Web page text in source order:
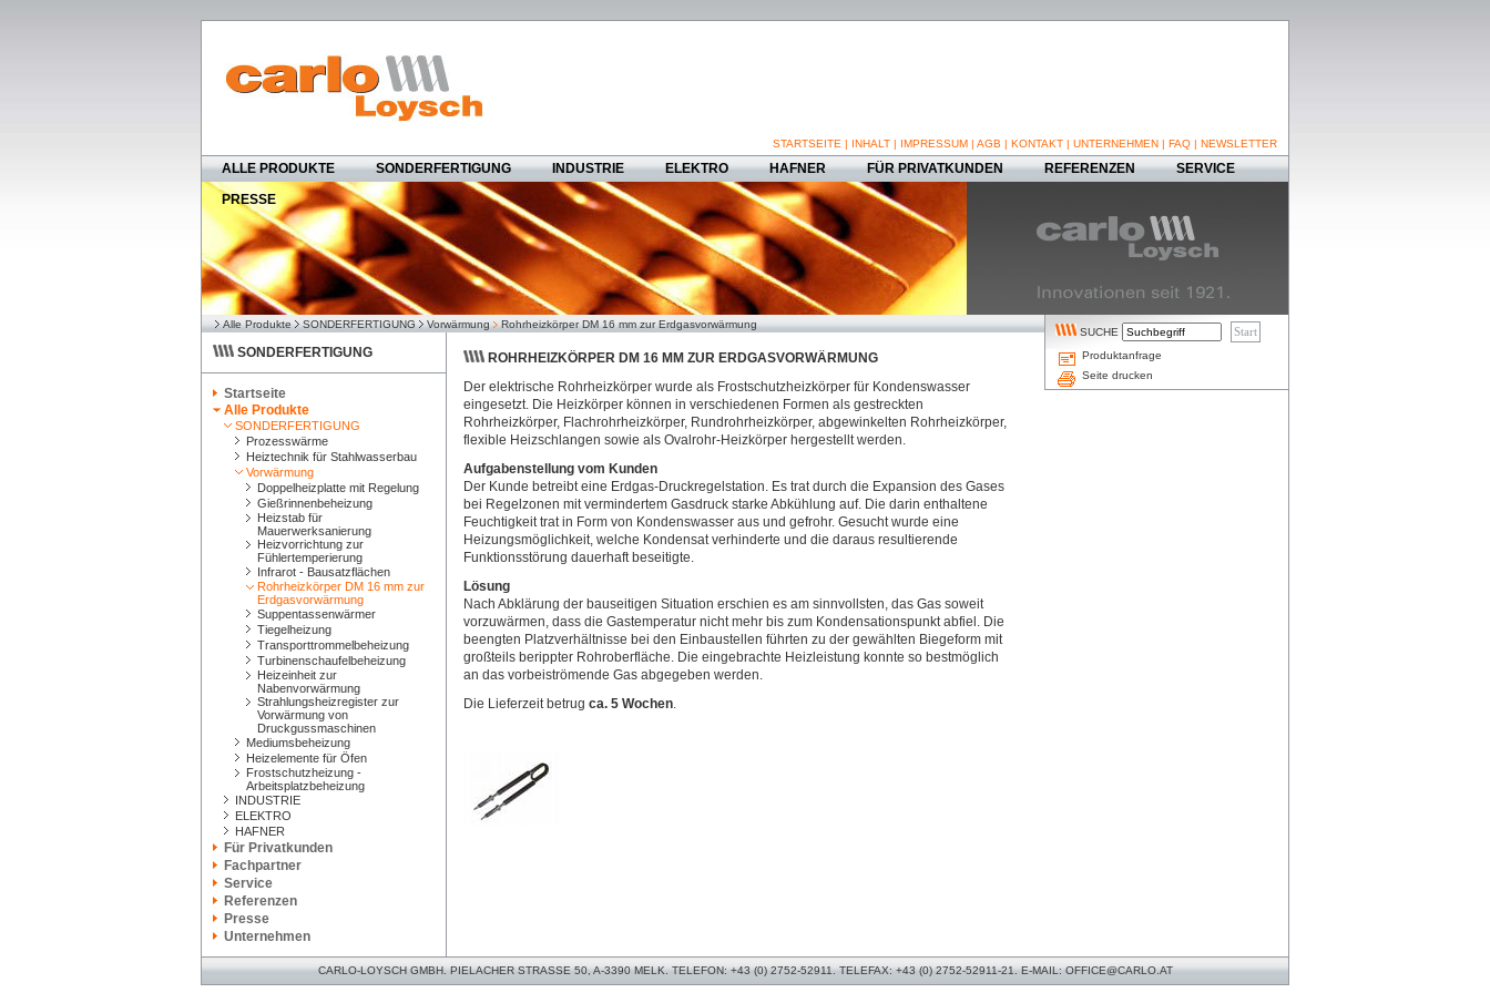
STARTSEITE | INHALT | IMPRESSUM | AGB | KONTAKT | UNTERNEHMEN | FAQ | NEWSLETTER
ALLE PRODUKTE SONDERFERTIGUNG INDUSTRIE ELEKTRO HAFNER FÜR PRIVATKUNDEN REFERENZEN
SERVICE
PRESSE
Alle Produkte SONDERFERTIGUNG Vorwärmung Rohrheizkörper DM 16 mm zur Erdgasvorwärmung
SONDERFERTIGUNG
Startseite
Alle Produkte
SONDERFERTIGUNG
Prozesswärme
Heiztechnik für Stahlwasserbau
Vorwärmung
Doppelheizplatte mit Regelung
Gießrinnenbeheizung
Heizstab für
Mauerwerksanierung
Heizvorrichtung zur
Fühlertemperierung
Infrarot - Bausatzflächen
Rohrheizkörper DM 16 mm zur
Erdgasvorwärmung
Suppentassenwärmer
Tiegelheizung
Transporttrommelbeheizung
Turbinenschaufelbeheizung
Heizeinheit zur
Nabenvorwärmung
Strahlungsheizregister zur
Vorwärmung von
Druckgussmaschinen
Mediumsbeheizung
Heizelemente für Öfen
Frostschutzheizung -
Arbeitsplatzbeheizung
INDUSTRIE
ELEKTRO
HAFNER
Für Privatkunden
Fachpartner
Service
Referenzen
Presse
Unternehmen
ROHRHEIZKÖRPER DM 16 MM ZUR ERDGASVORWÄRMUNG
Der elektrische Rohrheizkörper wurde als Frostschutzheizkörper für Kondenswasser
eingesetzt. Die Heizkörper können in verschiedenen Formen als gestreckten
Rohrheizkörper, Flachrohrheizkörper, Rundrohrheizkörper, abgewinkelten Rohrheizkörper,
flexible Heizschlangen sowie als Ovalrohr-Heizkörper hergestellt werden.
Aufgabenstellung vom Kunden
Der Kunde betreibt eine Erdgas-Druckregelstation. Es trat durch die Expansion des Gases
bei Regelzonen mit vermindertem Gasdruck starke Abkühlung auf. Die darin enthaltene
Feuchtigkeit trat in Form von Kondenswasser aus und gefrohr. Gesucht wurde eine
Heizungsmöglichkeit, welche Kondensat verhinderte und die daraus resultierende
Funktionsstörung dauerhaft beseitigte.
Lösung
Nach Abklärung der bauseitigen Situation erschien es am sinnvollsten, das Gas soweit
vorzuwärmen, dass die Gastemperatur nicht mehr bis zum Kondensationspunkt abfiel. Die
beengten Platzverhältnisse bei den Einbaustellen führten zu der gewählten Biegeform mit
großteils berippter Rohroberfläche. Die eingebrachte Heizleistung konnte so bestmöglich
an das vorbeiströmende Gas abgegeben werden.
Die Lieferzeit betrug ca. 5 Wochen.
SUCHE
Produktanfrage
Seite drucken
CARLO-LOYSCH GMBH. PIELACHER STRASSE 50, A-3390 MELK. TELEFON: +43 (0) 2752-52911. TELEFAX: +43 (0) 2752-52911-21. E-MAIL: OFFICE@CARLO.AT